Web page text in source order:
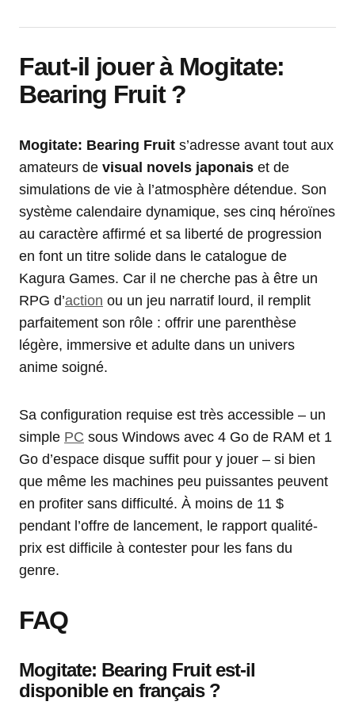
Faut-il jouer à Mogitate:
Bearing Fruit ?
Mogitate: Bearing Fruit s’adresse avant tout aux
amateurs de visual novels japonais et de
simulations de vie à l’atmosphère détendue. Son
système calendaire dynamique, ses cinq héroïnes
au caractère affirmé et sa liberté de progression
en font un titre solide dans le catalogue de
Kagura Games. Car il ne cherche pas à être un
RPG d’action ou un jeu narratif lourd, il remplit
parfaitement son rôle : offrir une parenthèse
légère, immersive et adulte dans un univers
anime soigné.
Sa configuration requise est très accessible – un
simple PC sous Windows avec 4 Go de RAM et 1
Go d’espace disque suffit pour y jouer – si bien
que même les machines peu puissantes peuvent
en profiter sans difficulté. À moins de 11 $
pendant l’offre de lancement, le rapport qualité-
prix est difficile à contester pour les fans du
genre.
FAQ
Mogitate: Bearing Fruit est-il
disponible en français ?